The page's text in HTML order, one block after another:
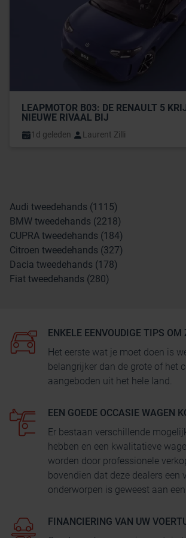
LEAPMOTOR B03: DE RENAULT 5
NIEUWE RIVAAL BIJ
1d geleden Laurent Zilli
Audi tweedehands (1115)
BMW tweedehands (2218)
CUPRA tweedehands (184)
Citroen tweedehands (327)
Dacia tweedehands (178)
Fiat tweedehands (280)
ENKELE EENVOUDIGE TIPS
Het eerste wat je moet doen is
belangrijker dan de grote of het
aangeboden uit het hele land.
EEN GOEDE OCCASIE WAGEN
Er bestaan verschillende
hebben en een kwalitatieve
worden door professionele
bovendien dat deze dealers
onderworpen is geweest aan
FINANCIERING VAN UW